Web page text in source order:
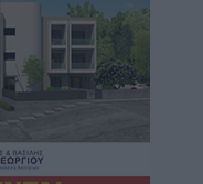
το
τρόμου” – Η
της Χαρούλας
τα γεγονότα που